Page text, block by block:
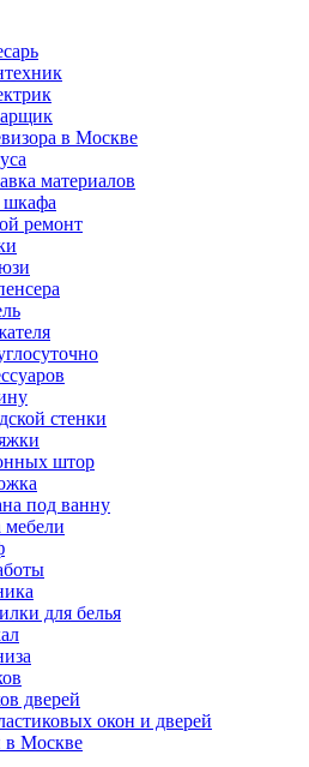
в Москве
материалов
шкафа
ремонт
стенки
штор
под ванну
мебели
для белья
дверей
окон и дверей
в Москве